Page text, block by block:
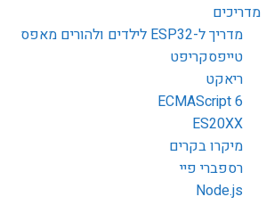
מדריכים
מדריך ל-ESP32 לילדים ולהורים מאפס
טייפסקריפט
ריאקט
ECMAScript 6
ES20XX
מיקרו בקרים
רספברי פיי
Node.js